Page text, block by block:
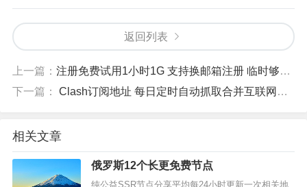
返回列表
上一篇： 注册免费试用1小时1G 支持换邮箱注册 临时够用 亲测速度杠杠滴
下一篇：
Clash订阅地址 每日定时自动抓取合并互联网上的公开节点
相关文章
俄罗斯12个长更免费节点
纯公益SSR节点分享平均每24小时更新一次相关地